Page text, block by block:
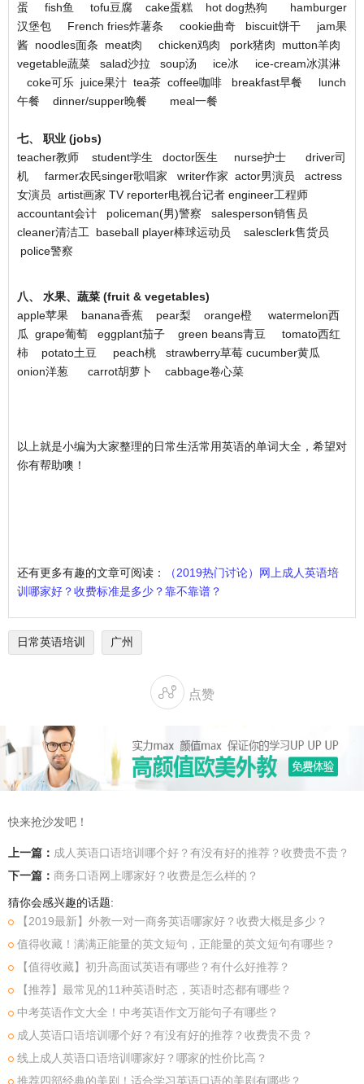
蛋 fish鱼 tofu豆腐 cake蛋糕 hot dog热狗 hamburger
汉堡包 French fries炸薯条 cookie曲奇 biscuit饼干 jam果
酱 noodles面条 meat肉 chicken鸡肉 pork猪肉 mutton羊肉
vegetable蔬菜 salad沙拉 soup汤 ice冰 ice-cream冰淇淋
coke可乐 juice果汁 tea茶 coffee咖啡 breakfast早餐 lunch
午餐 dinner/supper晚餐 meal一餐
七、 职业 (jobs)
teacher教师 student学生 doctor医生 nurse护士 driver司
机 farmer农民singer歌唱家 writer作家 actor男演员 actress
女演员 artist画家 TV reporter电视台记者 engineer工程师
accountant会计 policeman(男)警察 salesperson销售员
cleaner清洁工 baseball player棒球运动员 salesclerk售货员
police警察
八、 水果、蔬菜 (fruit & vegetables)
apple苹果 banana香蕉 pear梨 orange橙 watermelon西
瓜 grape葡萄 eggplant茄子 green beans青豆 tomato西红
柿 potato土豆 peach桃 strawberry草莓 cucumber黄瓜
onion洋葱 carrot胡萝卜 cabbage卷心菜
以上就是小编为大家整理的日常生活常用英语的单词大全，希望对
你有帮助噢！
还有更多有趣的文章可阅读：
（2019热门讨论）网上成人英语培
训哪家好？收费标准是多少？靠不靠谱？
日常英语培训 广州
 点赞
快来抢沙发吧！
上一篇： 成人英语口语培训哪个好？有没有好的推荐？收费贵不贵？
下一篇： 商务口语网上哪家好？收费是怎么样的？
猜你会感兴趣的话题:
【2019最新】外教一对一商务英语哪家好？收费大概是多少？
值得收藏！满满正能量的英文短句，正能量的英文短句有哪些？
【值得收藏】初升高面试英语有哪些？有什么好推荐？
【推荐】最常见的11种英语时态，英语时态都有哪些？
中考英语作文大全！中考英语作文万能句子有哪些？
成人英语口语培训哪个好？有没有好的推荐？收费贵不贵？
线上成人英语口语培训哪家好？哪家的性价比高？
推荐四部经典的美剧！适合学习英语口语的美剧有哪些？